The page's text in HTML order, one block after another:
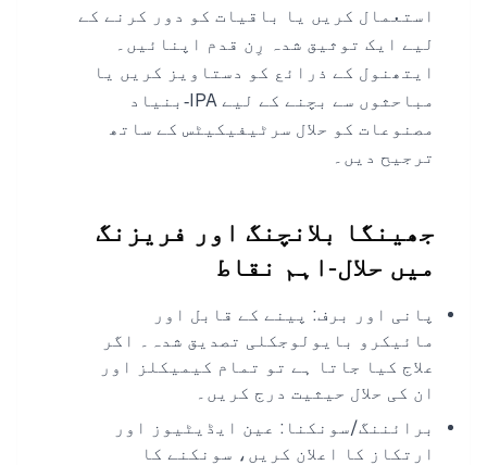
استعمال کریں یا باقیات کو دور کرنے کے
لیے ایک توثیق شدہ رِن قدم اپنائیں۔
ایتھنول کے ذرائع کو دستاویز کریں یا
مباحثوں سے بچنے کے لیے IPA‑بنیاد
مصنوعات کو حلال سرٹیفیکیٹس کے ساتھ
ترجیح دیں۔
جھینگا بلانچنگ اور فریزنگ
میں حلال‑اہم نقاط
پانی اور برف: پینے کے قابل اور
مائیکرو بایولوجکلی تصدیق شدہ۔ اگر
علاج کیا جاتا ہے تو تمام کیمیکلز اور
ان کی حلال حیثیت درج کریں۔
برائننگ/سونکنا: عین ایڈیٹیوز اور
ارتکاز کا اعلان کریں، سونکنے کا